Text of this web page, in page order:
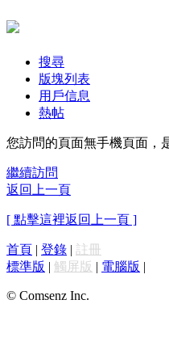
搜尋
版塊列表
用戶信息
熱帖
您訪問的頁面無手機頁面，
繼續訪問
返回上一頁
[ 點擊這裡返回上一頁 ]
首頁 | 登錄 | 註冊
標準版 | 觸屏版 | 電腦版 |
© Comsenz Inc.